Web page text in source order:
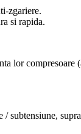
zgariere.
si rapida.
lor
subtensiune,